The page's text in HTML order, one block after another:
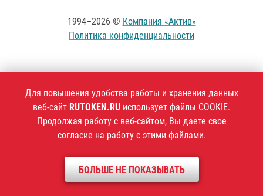
1994–2026 © Компания «Актив»
Политика конфиденциальности
Для повышения удобства работы и хранения данных
веб-сайт RUTOKEN.RU использует файлы COOKIE.
Продолжая работу с веб-сайтом, Вы даете свое
согласие на работу с этими файлами.
БОЛЬШЕ НЕ ПОКАЗЫВАТЬ